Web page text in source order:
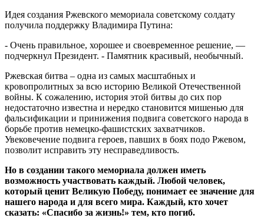
Идея создания Ржевского мемориала советскому солдату
получила поддержку Владимира Путина:
- Очень правильное, хорошее и своевременное решение, —
подчеркнул Президент. - Памятник красивый, необычный.
Ржевская битва – одна из самых масштабных и
кровопролитных за всю историю Великой Отечественной
войны. К сожалению, история этой битвы до сих пор
недостаточно известна и нередко становится мишенью для
фальсификации и принижения подвига советского народа в
борьбе против немецко-фашистских захватчиков.
Увековечение подвига героев, павших в боях подо Ржевом,
позволит исправить эту несправедливость.
Но в создании такого мемориала должен иметь
возможность участвовать каждый. Любой человек,
который ценит Великую Победу, понимает ее значение для
нашего народа и для всего мира. Каждый, кто хочет
сказать: «Спасибо за жизнь!» тем, кто погиб.